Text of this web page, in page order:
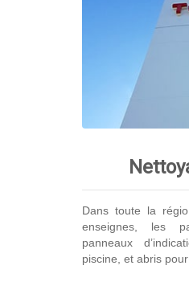
Dans toute la
enseignes, les
panneaux
piscine, et abris pour